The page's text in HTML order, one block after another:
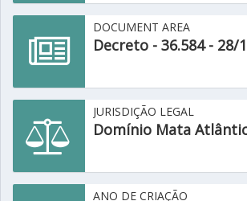
DOCUMENT AREA
Decreto - 36.584 - 28/
JURISDIÇÃO LEGAL
Domínio Mata
ANO DE CRIAÇÃO